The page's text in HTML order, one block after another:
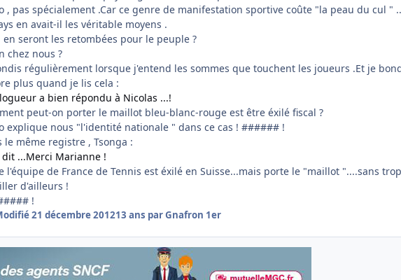
, pas spécialement .Car ce genre de manifestation sportive coûte "la peau du cul "
en avait-il les véritable moyens .
en seront les retombées pour le peuple ?
chez nous ?
régulièrement lorsque j'entend les sommes que touchent les joueurs .Et je
plus quand je lis cela :
a bien répondu à Nicolas ...!
peut-on porter le maillot bleu-blanc-rouge est être éxilé fiscal ?
explique nous "l'identité nationale " dans ce cas ! ###### !
le même registre , Tsonga :
dit ...Merci Marianne !
l'équipe de France de Tennis est éxilé en Suisse...mais porte le "maillot "....sans
d'ailleurs !
!
21 décembre 201213 ans par Gnafron 1er